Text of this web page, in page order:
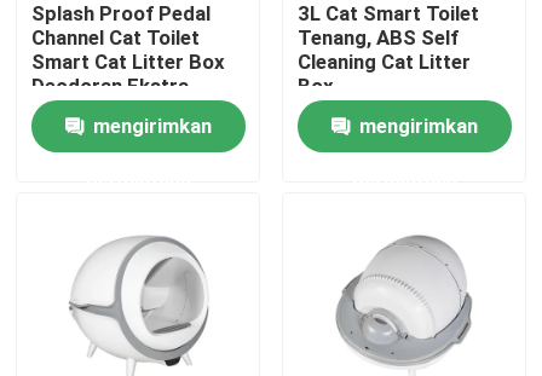
Hubungi kami
Berita
Dispenser Pita Putar
Dispenser Pita Otomatis
Splash Proof Pedal
Channel Cat Toilet
Smart Cat Litter Box
Deodoran Ekstra
Besar
mengirimkan
3L Cat Smart Toilet
Tenang, ABS Self
Cleaning Cat Litter
Box
mengirimkan